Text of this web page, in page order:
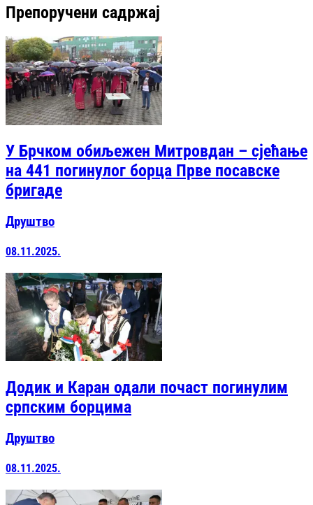
Препоручени садржај
У Брчком обиљежен Митровдан – сјећање
на 441 погинулог борца Прве посавске
бригаде
Друштво
08.11.2025.
Додик и Каран одали почаст погинулим
српским борцима
Друштво
08.11.2025.